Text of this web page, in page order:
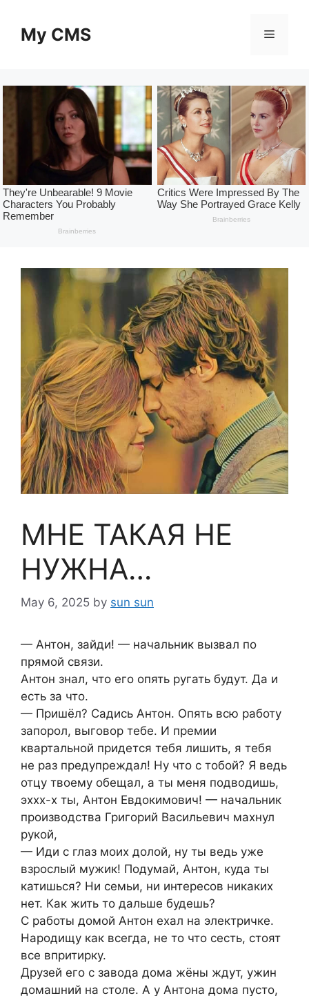
contentMy CMS Menu
МНЕ ТАКАЯ НЕ
НУЖНА…
May 6, 2025 by sun sun
— Антон, зайди! — начальник вызвал по
прямой связи.
Антон знал, что его опять ругать будут. Да и
есть за что.
— Пришёл? Садись Антон. Опять всю работу
запорол, выговор тебе. И премии
квартальной придется тебя лишить, я тебя
не раз предупреждал! Ну что с тобой? Я ведь
отцу твоему обещал, а ты меня подводишь,
эххх-х ты, Антон Евдокимович! — начальник
производства Григорий Васильевич махнул
рукой,
— Иди с глаз моих долой, ну ты ведь уже
взрослый мужик! Подумай, Антон, куда ты
катишься? Ни семьи, ни интересов никаких
нет. Как жить то дальше будешь?
С работы домой Антон ехал на электричке.
Народищу как всегда, не то что сесть, стоят
все впритирку.
Друзей его с завода дома жёны ждут, ужин
домашний на столе. А у Антона дома пусто,